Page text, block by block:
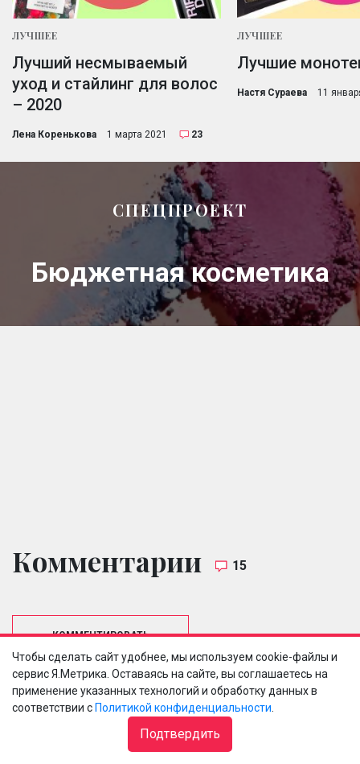
ЛУЧШЕЕ
Лучший несмываемый
уход и стайлинг для волос
– 2020
Лена Коренькова 1 марта 2021 23
ЛУЧШЕЕ
Лучшие
Настя Сураева 11
СПЕЦПРОЕКТ
Бюджетная косметика
Комментарии 15
КОММЕНТИРОВАТЬ
11 января 2020 в 09:12
Чтобы сделать сайт удобнее, мы используем cookie-файлы и
сервис Я.Метрика. Оставаясь на сайте, вы соглашаетесь на
применение указанных технологий и обработку данных в
соответствии с Политикой конфиденциальности
Подтвердить